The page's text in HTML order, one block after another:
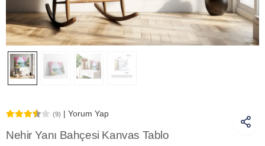
(9) | Yorum Yap
Nehir Yanı Bahçesi Kanvas Tablo